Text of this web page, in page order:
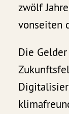
zwölf
vonseiten
Die